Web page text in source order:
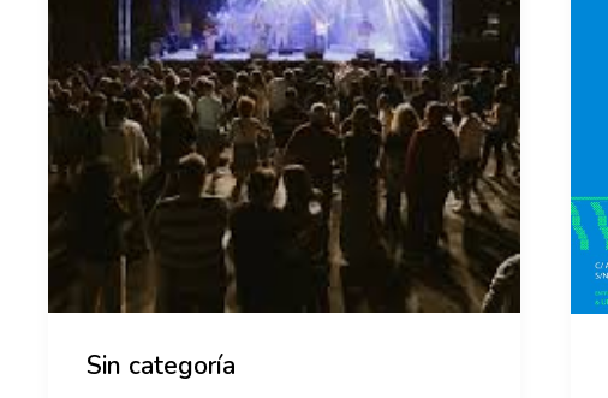
Sin categoría